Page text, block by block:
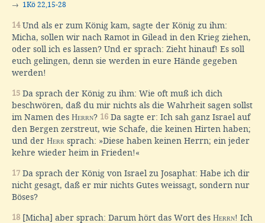
→ 1Kö 22,15-28
14Und als er zum König kam, sagte der König zu ihm:
Micha, sollen wir nach Ramot in Gilead in den Krieg ziehen,
oder soll ich es lassen? Und er sprach: Zieht hinauf! Es soll
euch gelingen, denn sie werden in eure Hände gegeben
werden!
15 Da sprach der König zu ihm: Wie oft muß ich dich
beschwören, daß du mir nichts als die Wahrheit sagen sollst
im Namen des Herrn? 16 Da sagte er: Ich sah ganz Israel auf
den Bergen zerstreut, wie Schafe, die keinen Hirten haben;
und der Herr sprach: »Diese haben keinen Herrn; ein jeder
kehre wieder heim in Frieden!«
17 Da sprach der König von Israel zu Josaphat: Habe ich dir
nicht gesagt, daß er mir nichts Gutes weissagt, sondern nur
Böses?
18 [Micha] aber sprach: Darum hört das Wort des Herrn! Ich